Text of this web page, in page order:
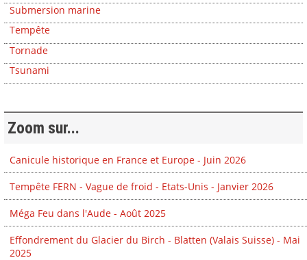
Submersion marine
Tempête
Tornade
Tsunami
Zoom sur...
Canicule historique en France et Europe - Juin 2026
Tempête FERN - Vague de froid - Etats-Unis - Janvier 2026
Méga Feu dans l'Aude - Août 2025
Effondrement du Glacier du Birch - Blatten (Valais Suisse) - Mai
2025